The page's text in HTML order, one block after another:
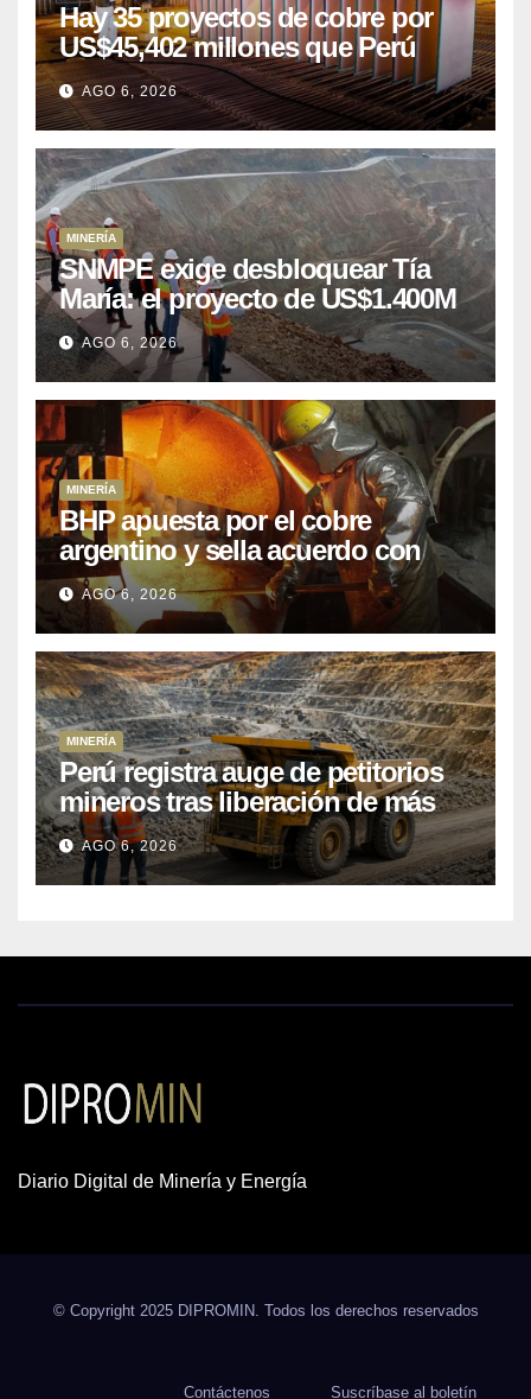
Hay 35 proyectos de cobre por
US$45,402 millones que Perú
puede aprovechar
AGO 6, 2026
MINERÍA
SNMPE exige desbloquear Tía
María: el proyecto de US$1.400M
que Perú lleva 15 años
posponiendo
AGO 6, 2026
MINERÍA
BHP apuesta por el cobre
argentino y sella acuerdo con
Kobrea para siete proyecto
AGO 6, 2026
MINERÍA
Perú registra auge de petitorios
mineros tras liberación de más
de mil concesiones para explorar
cobre y oro
AGO 6, 2026
Diario Digital de Minería y Energía
© Copyright 2025 DIPROMIN. Todos los derechos reservados
Contáctenos Suscríbase al boletín